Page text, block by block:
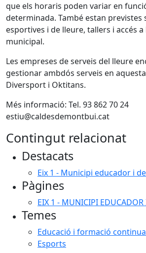
que els horaris poden variar en
determinada. També estan previstes
esportives i de lleure, tallers i accés a
municipal.
Les empreses de serveis del lleure
gestionar ambdós serveis en
Diversport i Oktitans.
Més informació: Tel. 93 862 70 24
estiu@caldesdemontbui.cat
Contingut relacionat
Destacats
Eix 1 - Municipi educador i
Pàgines
EIX 1 - MUNICIPI EDUCADOR
Temes
Educació i formació
Esports